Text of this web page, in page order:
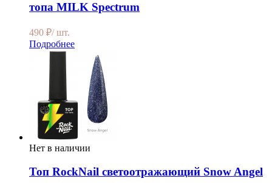
топа MILK Spectrum
490 ₽/ шт.
Подробнее
Нет в наличии
Топ RockNail светоотражающий Snow Angel